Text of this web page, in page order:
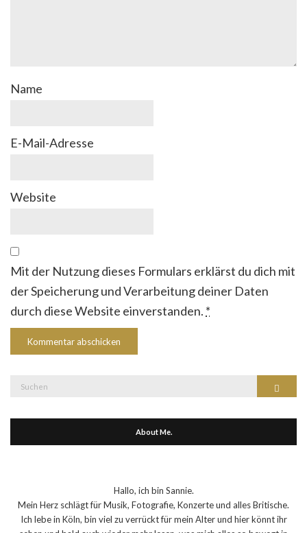
Name
E-Mail-Adresse
Website
Mit der Nutzung dieses Formulars erklärst du dich mit
der Speicherung und Verarbeitung deiner Daten
durch diese Website einverstanden. *
About Me.
Hallo, ich bin Sannie.
Mein Herz schlägt für Musik, Fotografie, Konzerte und alles Britische.
Ich lebe in Köln, bin viel zu verrückt für mein Alter und hier könnt ihr